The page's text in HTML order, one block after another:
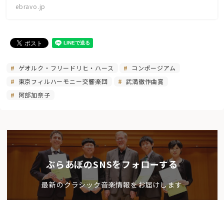
ebravo.jp
ゲオルク・フリードリヒ・ハース
コンポージアム
東京フィルハーモニー交響楽団
武満徹作曲賞
阿部加奈子
ぶらあぼのSNSをフォローする
最新のクラシック音楽情報をお届けします